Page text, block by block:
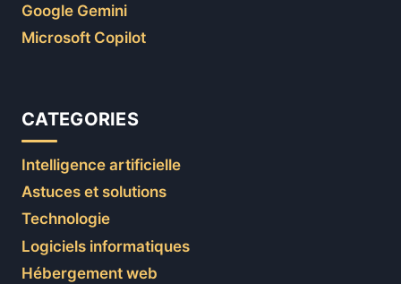
Google Gemini
Microsoft Copilot
CATEGORIES
Intelligence artificielle
Astuces et solutions
Technologie
Logiciels informatiques
Hébergement web